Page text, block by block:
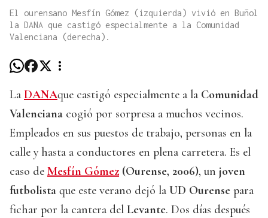
El ourensano Mesfín Gómez (izquierda) vivió en Buñol
la DANA que castigó especialmente a la Comunidad
Valenciana (derecha).
La DANAque castigó especialmente a la Comunidad
Valenciana cogió por sorpresa a muchos vecinos.
Empleados en sus puestos de trabajo, personas en la
calle y hasta a conductores en plena carretera. Es el
caso de Mesfín Gómez (Ourense, 2006), un joven
futbolista que este verano dejó la UD Ourense para
fichar por la cantera del Levante. Dos días después